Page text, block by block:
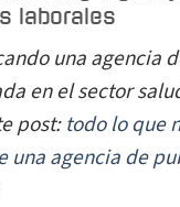
laborales
una agencia
en el sector
post:todo lo que
una agencia de